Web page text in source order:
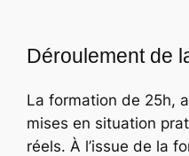
Déroulement de
La formation de 25h,
mises en situation
réels. À l’issue de la